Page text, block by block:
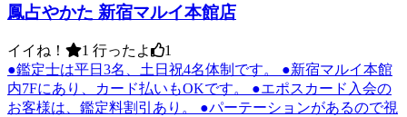
鳳占やかた 新宿マルイ本館店
イイね！ 1 行ったよ
1
●鑑定士は平日3名、土日祝4名体制です。 ●新宿マルイ本館
内7Fにあり、カード払いもOKです。 ●エポスカード入会の
お客様は、鑑定料割引あり。 ●パーテーションがあるので視